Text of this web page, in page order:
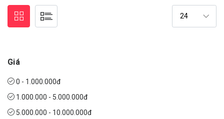
Giá
0 - 1.000.000đ
1.000.000 - 5.000.000đ
5.000.000 - 10.000.000đ